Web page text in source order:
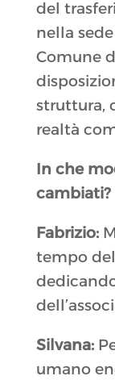
del
nella
Comune
struttura,
realtà
In che
cambiati?
Fabrizio:
tempo
Silvana:
umano